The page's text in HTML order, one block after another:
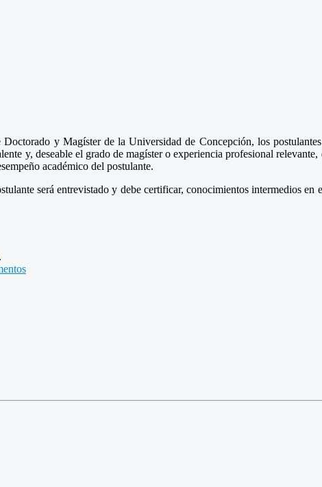
y Magíster de la Universidad de Concepción, los
y, deseable el grado de magíster o experiencia profesional
académico del postulante.
será entrevistado y debe certificar, conocimientos intermedios